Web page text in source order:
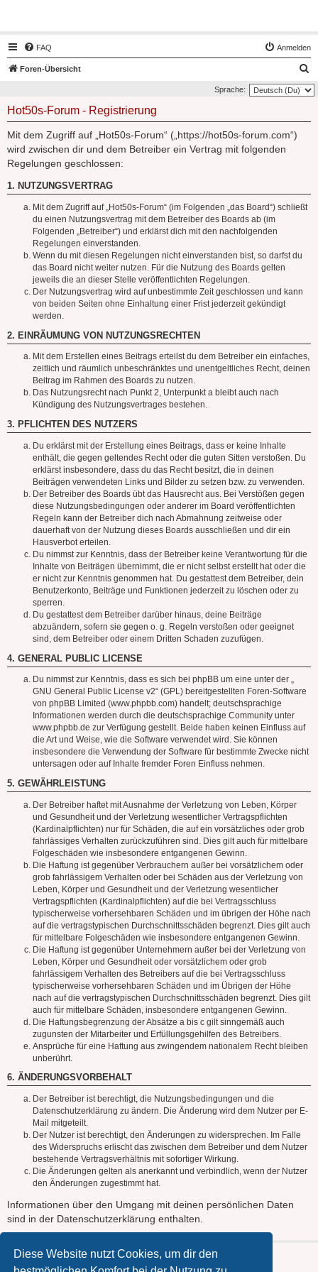
Diese Website nutzt Cookies, um dir den
FAQ Anmelden
Foren-Übersicht
u
Sprache:
Hot50s-Forum - Registrierung
Mit dem Zugriff auf „Hot50s-Forum“ („https://hot50s-forum.com“)
wird zwischen dir und dem Betreiber ein Vertrag mit folgenden
Regelungen geschlossen:
1. NUTZUNGSVERTRAG
Mit dem Zugriff auf „Hot50s-Forum“ (im Folgenden „das Board“) schließt
du einen Nutzungsvertrag mit dem Betreiber des Boards ab (im
Folgenden „Betreiber“) und erklärst dich mit den nachfolgenden
Regelungen einverstanden.
Wenn du mit diesen Regelungen nicht einverstanden bist, so darfst du
das Board nicht weiter nutzen. Für die Nutzung des Boards gelten
jeweils die an dieser Stelle veröffentlichten Regelungen.
Der Nutzungsvertrag wird auf unbestimmte Zeit geschlossen und kann
von beiden Seiten ohne Einhaltung einer Frist jederzeit gekündigt
werden.
2. EINRÄUMUNG VON NUTZUNGSRECHTEN
Mit dem Erstellen eines Beitrags erteilst du dem Betreiber ein einfaches,
zeitlich und räumlich unbeschränktes und unentgeltliches Recht, deinen
Beitrag im Rahmen des Boards zu nutzen.
Das Nutzungsrecht nach Punkt 2, Unterpunkt a bleibt auch nach
Kündigung des Nutzungsvertrages bestehen.
3. PFLICHTEN DES NUTZERS
Du erklärst mit der Erstellung eines Beitrags, dass er keine Inhalte
enthält, die gegen geltendes Recht oder die guten Sitten verstoßen. Du
erklärst insbesondere, dass du das Recht besitzt, die in deinen
Beiträgen verwendeten Links und Bilder zu setzen bzw. zu verwenden.
Der Betreiber des Boards übt das Hausrecht aus. Bei Verstößen gegen
diese Nutzungsbedingungen oder anderer im Board veröffentlichten
Regeln kann der Betreiber dich nach Abmahnung zeitweise oder
dauerhaft von der Nutzung dieses Boards ausschließen und dir ein
Hausverbot erteilen.
Du nimmst zur Kenntnis, dass der Betreiber keine Verantwortung für die
Inhalte von Beiträgen übernimmt, die er nicht selbst erstellt hat oder die
er nicht zur Kenntnis genommen hat. Du gestattest dem Betreiber, dein
Benutzerkonto, Beiträge und Funktionen jederzeit zu löschen oder zu
sperren.
Du gestattest dem Betreiber darüber hinaus, deine Beiträge
abzuändern, sofern sie gegen o. g. Regeln verstoßen oder geeignet
sind, dem Betreiber oder einem Dritten Schaden zuzufügen.
4. GENERAL PUBLIC LICENSE
Du nimmst zur Kenntnis, dass es sich bei phpBB um eine unter der „
GNU General Public License v2“ (GPL) bereitgestellten Foren-Software
von phpBB Limited (www.phpbb.com) handelt; deutschsprachige
Informationen werden durch die deutschsprachige Community unter
www.phpbb.de zur Verfügung gestellt. Beide haben keinen Einfluss auf
die Art und Weise, wie die Software verwendet wird. Sie können
insbesondere die Verwendung der Software für bestimmte Zwecke nicht
untersagen oder auf Inhalte fremder Foren Einfluss nehmen.
5. GEWÄHRLEISTUNG
Der Betreiber haftet mit Ausnahme der Verletzung von Leben, Körper
und Gesundheit und der Verletzung wesentlicher Vertragspflichten
(Kardinalpflichten) nur für Schäden, die auf ein vorsätzliches oder grob
fahrlässiges Verhalten zurückzuführen sind. Dies gilt auch für mittelbare
Folgeschäden wie insbesondere entgangenen Gewinn.
Die Haftung ist gegenüber Verbrauchern außer bei vorsätzlichem oder
grob fahrlässigem Verhalten oder bei Schäden aus der Verletzung von
Leben, Körper und Gesundheit und der Verletzung wesentlicher
Vertragspflichten (Kardinalpflichten) auf die bei Vertragsschluss
typischerweise vorhersehbaren Schäden und im übrigen der Höhe nach
auf die vertragstypischen Durchschnittsschäden begrenzt. Dies gilt auch
für mittelbare Folgeschäden wie insbesondere entgangenen Gewinn.
Die Haftung ist gegenüber Unternehmern außer bei der Verletzung von
Leben, Körper und Gesundheit oder vorsätzlichem oder grob
fahrlässigem Verhalten des Betreibers auf die bei Vertragsschluss
typischerweise vorhersehbaren Schäden und im Übrigen der Höhe
nach auf die vertragstypischen Durchschnittsschäden begrenzt. Dies gilt
auch für mittelbare Schäden, insbesondere entgangenen Gewinn.
Die Haftungsbegrenzung der Absätze a bis c gilt sinngemäß auch
zugunsten der Mitarbeiter und Erfüllungsgehilfen des Betreibers.
Ansprüche für eine Haftung aus zwingendem nationalem Recht bleiben
unberührt.
6. ÄNDERUNGSVORBEHALT
Der Betreiber ist berechtigt, die Nutzungsbedingungen und die
Datenschutzerklärung zu ändern. Die Änderung wird dem Nutzer per E-
Mail mitgeteilt.
Der Nutzer ist berechtigt, den Änderungen zu widersprechen. Im Falle
des Widerspruchs erlischt das zwischen dem Betreiber und dem Nutzer
bestehende Vertragsverhältnis mit sofortiger Wirkung.
Die Änderungen gelten als anerkannt und verbindlich, wenn der Nutzer
den Änderungen zugestimmt hat.
Informationen über den Umgang mit deinen persönlichen Daten
sind in der Datenschutzerklärung enthalten.